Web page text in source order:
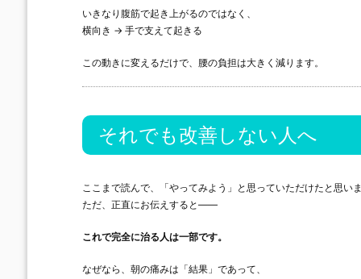
いきなり腹筋で起き上がるのではなく、
横向き → 手で支えて起きる
この動きに変えるだけで、腰の負担は大きく減ります。
それでも改善しない人へ
ここまで読んで、「やってみよう」と思っていただけたと思い
ただ、正直にお伝えすると——
これで完全に治る人は一部です。
なぜなら、朝の痛みは「結果」であって、